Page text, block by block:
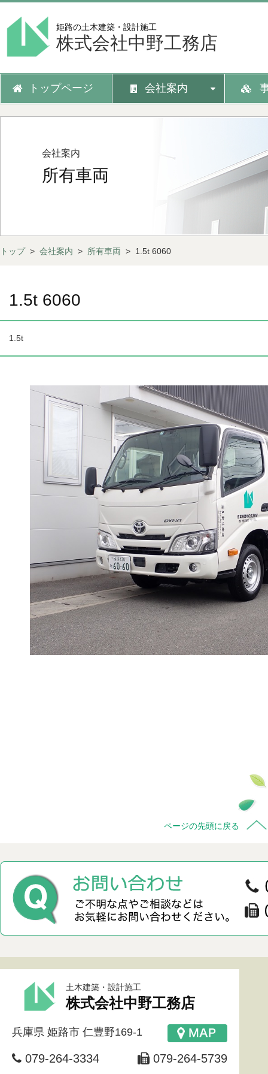
姫路の土木建築・設計施工
株式会社中野工務店
トップページ 会社案内
会社案内
所有車両
トップ> 会社案内 > 所有車両 > 1.5t 6060
1.5t 6060
1.5t
土木建築・設計施工
株式会社中野工務店
兵庫県 姫路市 仁豊野169-1
079-264-3334 079-264-5739
ページの先頭に戻る